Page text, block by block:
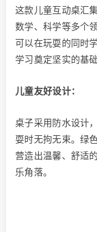
这款儿童互动桌汇
数学、科学等多个
可以在玩耍的同时
学习奠定坚实的基础
儿童友好设计：
桌子采用防水设计
耍时无拘无束。绿
营造出温馨、舒适
乐角落。